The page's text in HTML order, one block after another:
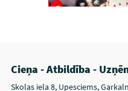
Cieņa - Atbildība -
Skolas iela 8, Upesciems,